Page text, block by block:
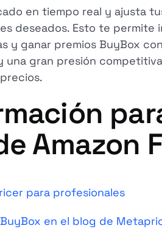
en tiempo real y ajusta
deseados. Esto te permite
y ganar premios BuyBox
una gran presión
Amazon
para profesionales
en el blog de